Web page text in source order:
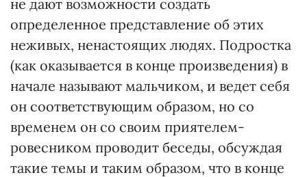
не дают возможности создать
определенное представление об этих
неживых, ненастоящих людях. Подростка
(как оказывается в конце произведения) в
начале называют мальчиком, и ведет себя
он соответствующим образом, но со
временем он со своим приятелем-
ровесником проводит беседы, обсуждая
такие темы и таким образом, что в конце